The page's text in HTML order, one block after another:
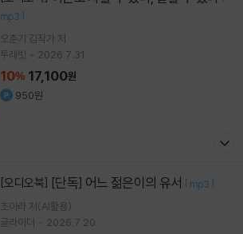
mp3 ]
오춘기 김작가
저
투래빗
2026.7.31.
10% 17,100원
950원
[오디오북] [단독] 어느 젊은이의 유서 [ mp3 ]
조아라 저(AI활용)
글라이더
2026.7.20.